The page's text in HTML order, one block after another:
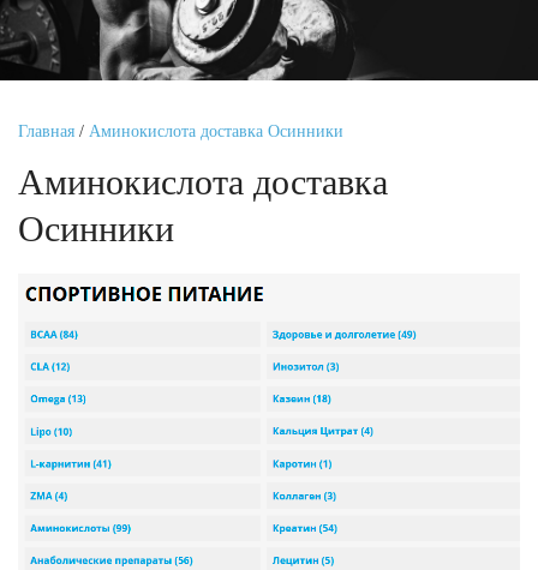
Главная / Аминокислота доставка Осинники
Аминокислота доставка
Осинники